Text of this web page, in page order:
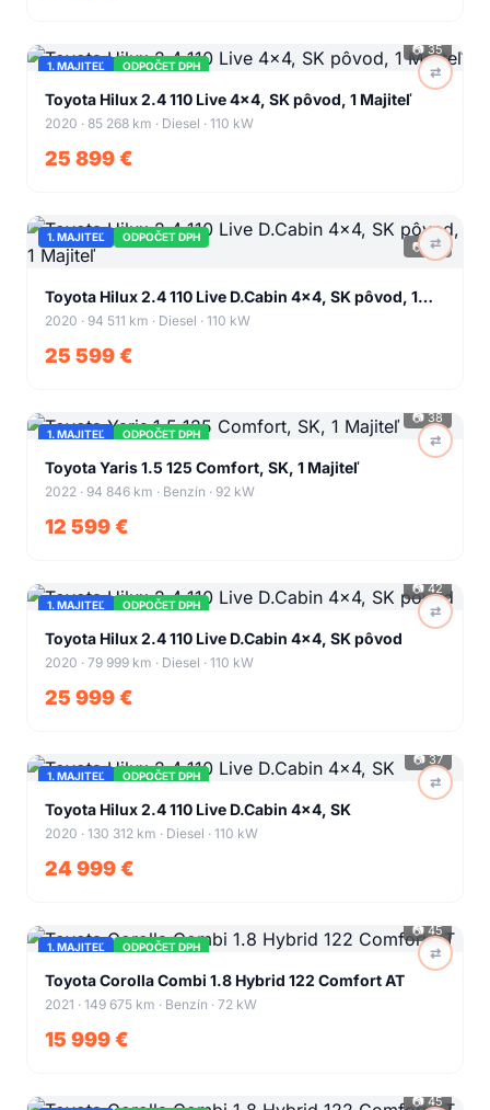
1. MAJITEĽ ODPOČET DPH
📷35
+ 31
Toyota Hilux 2.4 110 Live 4x4, SK pôvod, 1 Majiteľ
2020 · 85 268 km · Diesel · 110 kW
25 899 €
⇄
1. MAJITEĽ ODPOČET DPH
📷 35
+ 31
Toyota Hilux 2.4 110 Live D.Cabin 4x4, SK pôvod, 1
Majiteľ
2020 · 94 511 km · Diesel · 110 kW
25 599 €
⇄
1. MAJITEĽ ODPOČET DPH
📷38
+34
Toyota Yaris 1.5 125 Comfort, SK, 1 Majiteľ
2022 · 94 846 km · Benzín · 92 kW
12 599 €
⇄
1. MAJITEĽ ODPOČET DPH
📷42
+ 38
Toyota Hilux 2.4 110 Live D.Cabin 4x4, SK pôvod
2020 · 79 999 km · Diesel · 110 kW
25 999 €
⇄
1. MAJITEĽ ODPOČET DPH
📷37
+ 33
Toyota Hilux 2.4 110 Live D.Cabin 4x4, SK
2020 · 130 312 km · Diesel · 110 kW
24 999 €
⇄
1. MAJITEĽ ODPOČET DPH
📷45
+41
Toyota Corolla Combi 1.8 Hybrid 122 Comfort AT
2021 · 149 675 km · Benzín · 72 kW
15 999 €
⇄
📷45